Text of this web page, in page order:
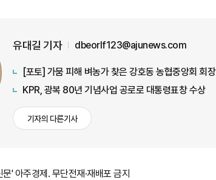
유대길 기자 dbeorlf123@ajunews.com
[포토] 가뭄 피해 벼농가 찾은 강호동 농협중앙회 회장
KPR, 광복 80년 기념사업 공로로 대통령표창 수상
기자의 다른기사
' 아주경제. 무단전재·재배포 금지